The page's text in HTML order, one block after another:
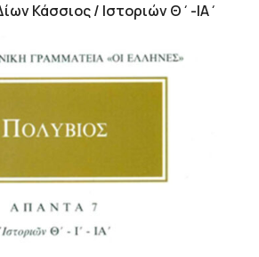
Κάσσιος/ Ιστοριών Θ΄-ΙΑ΄